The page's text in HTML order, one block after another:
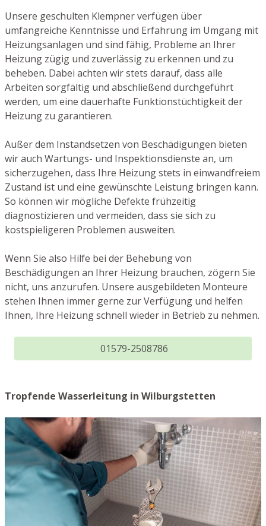
Unsere geschulten Klempner verfügen über
umfangreiche Kenntnisse und Erfahrung im Umgang mit
Heizungsanlagen und sind fähig, Probleme an Ihrer
Heizung zügig und zuverlässig zu erkennen und zu
beheben. Dabei achten wir stets darauf, dass alle
Arbeiten sorgfältig und abschließend durchgeführt
werden, um eine dauerhafte Funktionstüchtigkeit der
Heizung zu garantieren.
Außer dem Instandsetzen von Beschädigungen bieten
wir auch Wartungs- und Inspektionsdienste an, um
sicherzugehen, dass Ihre Heizung stets in einwandfreiem
Zustand ist und eine gewünschte Leistung bringen kann.
So können wir mögliche Defekte frühzeitig
diagnostizieren und vermeiden, dass sie sich zu
kostspieligeren Problemen ausweiten.
Wenn Sie also Hilfe bei der Behebung von
Beschädigungen an Ihrer Heizung brauchen, zögern Sie
nicht, uns anzurufen. Unsere ausgebildeten Monteure
stehen Ihnen immer gerne zur Verfügung und helfen
Ihnen, Ihre Heizung schnell wieder in Betrieb zu nehmen.
01579-2508786
Tropfende Wasserleitung in Wilburgstetten